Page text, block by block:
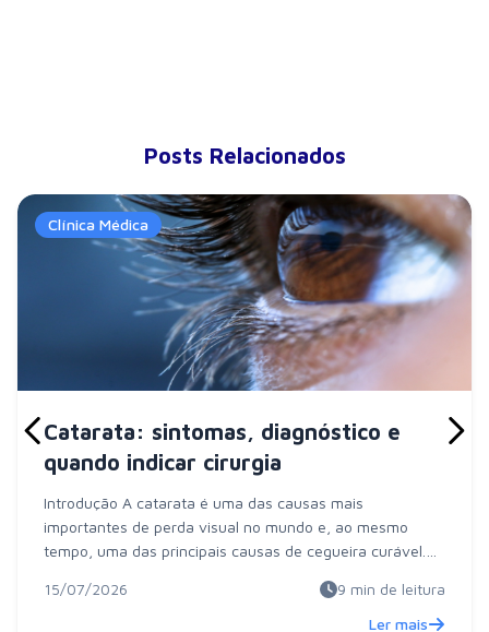
Posts Relacionados
Clínica Médica
Catarata: sintomas, diagnóstico e
quando indicar cirurgia
Introdução A catarata é uma das causas mais
importantes de perda visual no mundo e, ao mesmo
tempo, uma das principais causas de cegueira curável.
15/07/2026 9 min de leitura
Ler mais